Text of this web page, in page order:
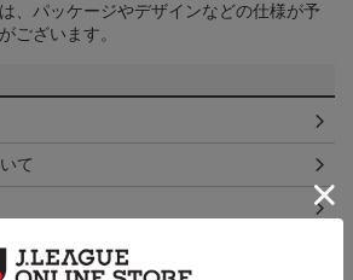
、パッケージやデザインなどの仕様が予
ございます。
て